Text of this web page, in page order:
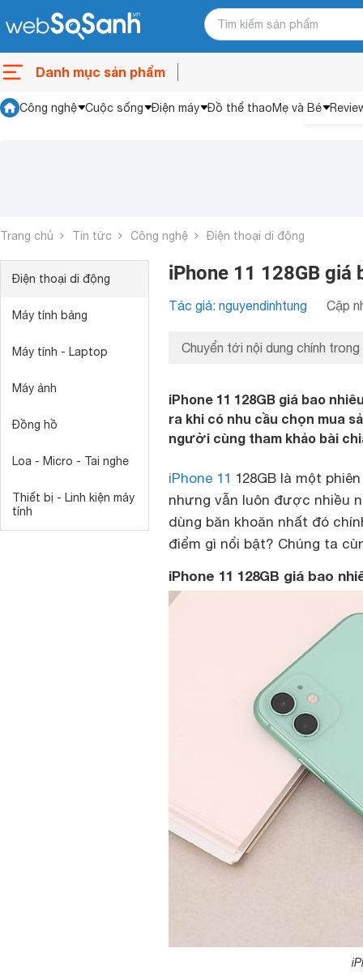
Danh mục sản phẩm
Công nghệ Cuộc sống Điện máy Đồ thể thaoMẹ và Bé
Trang chủ Tin tức Công nghệ Điện thoại di động
Điện thoại di động
Máy tính bảng
Máy tính - Laptop
Máy ảnh
Đồng hồ
Loa - Micro - Tai nghe
Thiết bị - Linh kiện máy
tính
iPhone 11 128GB giá
Tác giả: nguyendinhtung Cập
Chuyển tới nội dung chính trong
iPhone 11 128GB giá bao
ra khi có nhu cầu chọn mua
người cùng tham khảo bài
iPhone 11 128GB là một
nhưng vẫn luôn được nhiều
dùng băn khoăn nhất đó
điểm gì nổi bật? Chúng ta
iPhone 11 128GB giá bao